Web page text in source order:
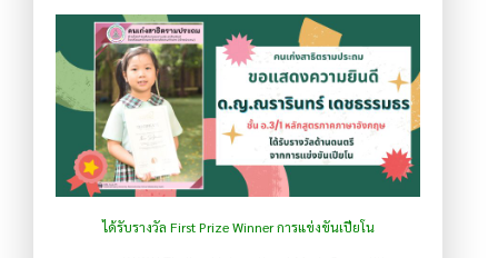
ได้รับรางวัล First Prize Winner การแข่งขันเปียโน